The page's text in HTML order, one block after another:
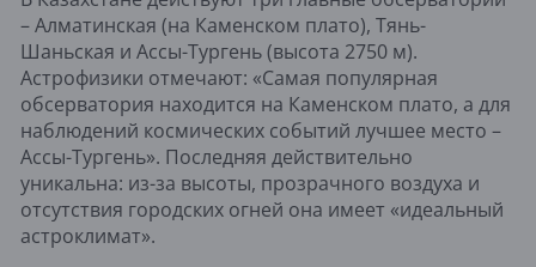
– Алматинская (на Каменском плато), Тянь-
Шаньская и Ассы-Тургень (высота 2750 м).
Астрофизики отмечают: «Самая популярная
обсерватория находится на Каменском плато, а для
наблюдений космических событий лучшее место –
Ассы-Тургень». Последняя действительно
уникальна: из-за высоты, прозрачного воздуха и
отсутствия городских огней она имеет «идеальный
астроклимат».